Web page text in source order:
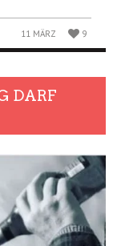
11 MÄRZ 9
DARF